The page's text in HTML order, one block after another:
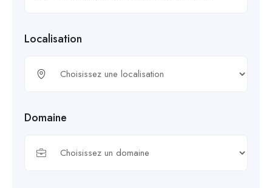
Localisation
Domaine